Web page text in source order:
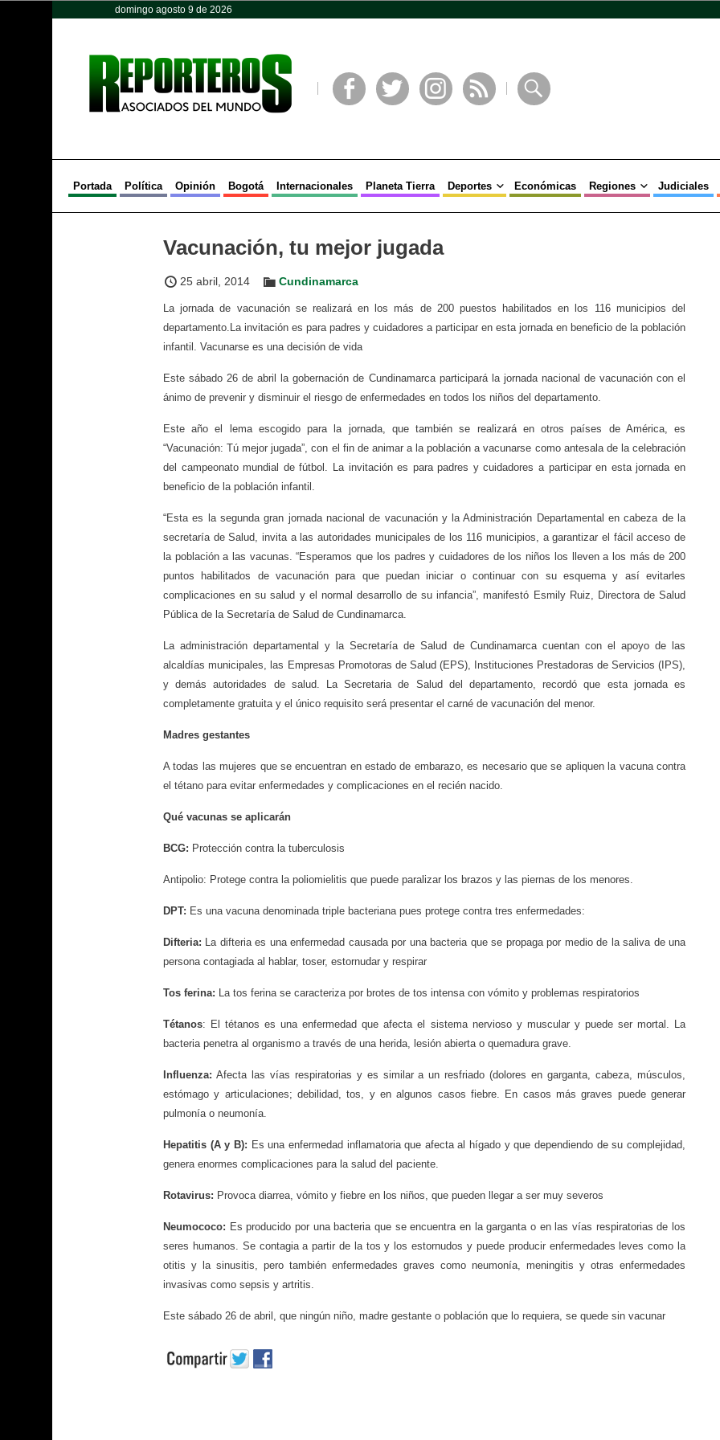
domingo agosto 9 de 2026
Portada Política Opinión Bogotá Internacionales Planeta Tierra Deportes Económicas Regiones Judiciales
Vacunación, tu mejor jugada
25 abril, 2014 Cundinamarca
La jornada de vacunación se realizará en los más de 200 puestos habilitados en los 116 municipios del
departamento.La invitación es para padres y cuidadores a participar en esta jornada en beneficio de la población
infantil. Vacunarse es una decisión de vida
Este sábado 26 de abril la gobernación de Cundinamarca participará la jornada nacional de vacunación con el
ánimo de prevenir y disminuir el riesgo de enfermedades en todos los niños del departamento.
Este año el lema escogido para la jornada, que también se realizará en otros países de América, es
“Vacunación: Tú mejor jugada”, con el fin de animar a la población a vacunarse como antesala de la celebración
del campeonato mundial de fútbol. La invitación es para padres y cuidadores a participar en esta jornada en
beneficio de la población infantil.
“Esta es la segunda gran jornada nacional de vacunación y la Administración Departamental en cabeza de la
secretaría de Salud, invita a las autoridades municipales de los 116 municipios, a garantizar el fácil acceso de
la población a las vacunas. “Esperamos que los padres y cuidadores de los niños los lleven a los más de 200
puntos habilitados de vacunación para que puedan iniciar o continuar con su esquema y así evitarles
complicaciones en su salud y el normal desarrollo de su infancia”, manifestó Esmily Ruiz, Directora de Salud
Pública de la Secretaría de Salud de Cundinamarca.
La administración departamental y la Secretaría de Salud de Cundinamarca cuentan con el apoyo de las
alcaldías municipales, las Empresas Promotoras de Salud (EPS), Instituciones Prestadoras de Servicios (IPS),
y demás autoridades de salud. La Secretaria de Salud del departamento, recordó que esta jornada es
completamente gratuita y el único requisito será presentar el carné de vacunación del menor.
Madres gestantes
A todas las mujeres que se encuentran en estado de embarazo, es necesario que se apliquen la vacuna contra
el tétano para evitar enfermedades y complicaciones en el recién nacido.
Qué vacunas se aplicarán
BCG: Protección contra la tuberculosis
Antipolio: Protege contra la poliomielitis que puede paralizar los brazos y las piernas de los menores.
DPT: Es una vacuna denominada triple bacteriana pues protege contra tres enfermedades:
Difteria: La difteria es una enfermedad causada por una bacteria que se propaga por medio de la saliva de una
persona contagiada al hablar, toser, estornudar y respirar
Tos ferina: La tos ferina se caracteriza por brotes de tos intensa con vómito y problemas respiratorios
Tétanos: El tétanos es una enfermedad que afecta el sistema nervioso y muscular y puede ser mortal. La
bacteria penetra al organismo a través de una herida, lesión abierta o quemadura grave.
Influenza: Afecta las vías respiratorias y es similar a un resfriado (dolores en garganta, cabeza, músculos,
estómago y articulaciones; debilidad, tos, y en algunos casos fiebre. En casos más graves puede generar
pulmonía o neumonía.
Hepatitis (A y B): Es una enfermedad inflamatoria que afecta al hígado y que dependiendo de su complejidad,
genera enormes complicaciones para la salud del paciente.
Rotavirus: Provoca diarrea, vómito y fiebre en los niños, que pueden llegar a ser muy severos
Neumococo: Es producido por una bacteria que se encuentra en la garganta o en las vías respiratorias de los
seres humanos. Se contagia a partir de la tos y los estornudos y puede producir enfermedades leves como la
otitis y la sinusitis, pero también enfermedades graves como neumonía, meningitis y otras enfermedades
invasivas como sepsis y artritis.
Este sábado 26 de abril, que ningún niño, madre gestante o población que lo requiera, se quede sin vacunar
Opinión Política